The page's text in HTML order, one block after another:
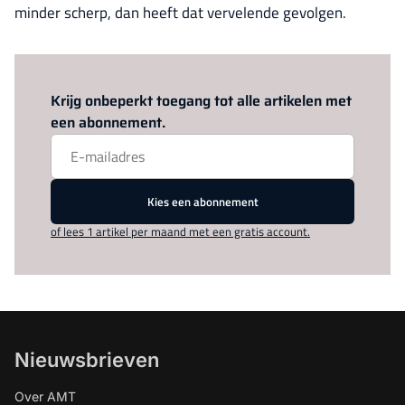
minder scherp, dan heeft dat vervelende gevolgen.
Krijg onbeperkt toegang tot alle artikelen met
een abonnement.
Kies een abonnement
of lees 1 artikel per maand met een gratis account.
Nieuwsbrieven
Over AMT